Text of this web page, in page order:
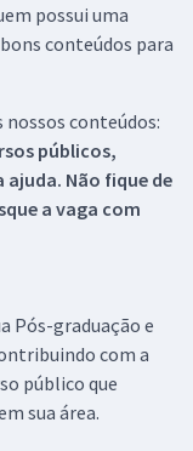
possui uma
conteúdos para
conteúdos:
públicos,
ajuda. Não fique de
a vaga com
Pós-graduação e
com a
público que
sua área.